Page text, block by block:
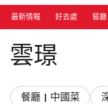
最新情報 好去處 餐廳
Photograph: Courtesy
雲璟
餐廳 | 中國菜